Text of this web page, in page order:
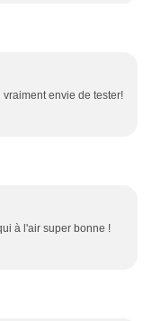
vraiment envie de tester!
à l'air super bonne !